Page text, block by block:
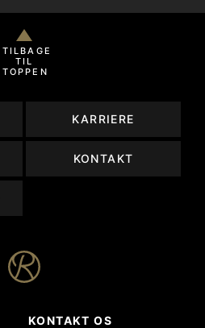
TILBAGE
TIL
TOPPEN
KARRIERE
KONTAKT
KONTAKT OS